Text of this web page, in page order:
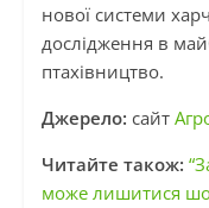
нової системи
дослідження в
птахівництво.
Джерело: сайт
Читайте також:
може лишитися